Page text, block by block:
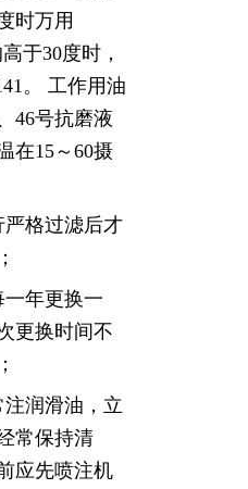
时万用
于30度时，
。 工作用油
46号抗磨液
在15～60摄
格过滤后才
年更换一
更换时间不
润滑油，立
常保持清
应先喷注机